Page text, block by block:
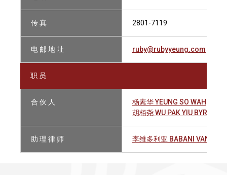
传 真 2801-7119
电 邮 地 址 ruby@rubyyeung.com
职 员
合 伙 人
杨素华 YEUNG SO WAH
胡栢尧 WU PAK YIU BYRON
助 理 律 师 李维多利亚 BABANI VANISHA